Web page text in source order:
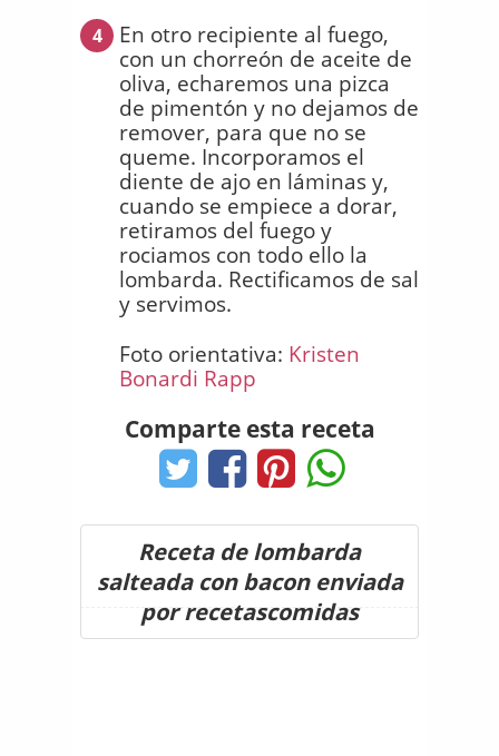
4
En otro recipiente al fuego,
con un chorreón de aceite de
oliva, echaremos una pizca
de pimentón y no dejamos de
remover, para que no se
queme. Incorporamos el
diente de ajo en láminas y,
cuando se empiece a dorar,
retiramos del fuego y
rociamos con todo ello la
lombarda. Rectificamos de sal
y servimos.
Foto orientativa: Kristen
Bonardi Rapp
Comparte esta receta
Receta de lombarda
salteada con bacon enviada
por recetascomidas